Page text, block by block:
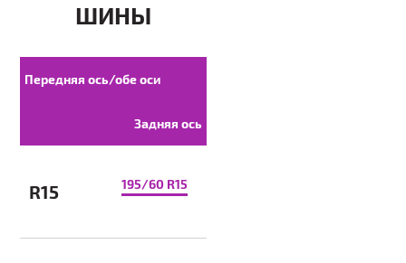
ШИНЫ
Передняя ось/обе оси
Задняя ось
R15 195/60 R15